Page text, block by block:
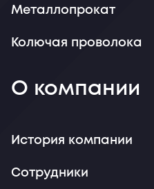
Металлопрокат
Колючая проволока
О компании
История компании
Сотрудники